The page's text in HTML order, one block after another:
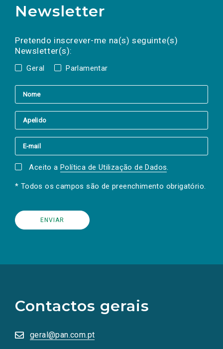
Newsletter
Pretendo inscrever-me na(s) seguinte(s)
Newsletter(s):
Geral Parlamentar
a(s) newsletter(s).
mail
Aceito a Política de Utilização de Dados.
* Todos os campos são de preenchimento obrigatório.
Contactos gerais
geral@pan.com.pt
redes
sociais
numa
nova